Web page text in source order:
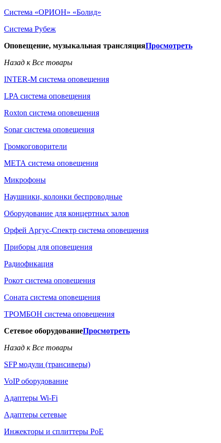
Система «ОРИОН» «Болид»
Система Рубеж
Оповещение, музыкальная трансляцияПросмотреть
Назад к Все товары
INTER-M система оповещения
LPA система оповещения
Roxton система оповещения
Sonar система оповещения
Громкоговорители
МЕТА система оповещения
Микрофоны
Наушники, колонки беспроводные
Оборудование для концертных залов
Орфей Аргус-Спектр система оповещения
Приборы для оповещения
Радиофикация
Рокот система оповещения
Соната система оповещения
ТРОМБОН система оповещения
Сетевое оборудованиеПросмотреть
Назад к Все товары
SFP модули (трансиверы)
VoIP оборудование
Адаптеры Wi-Fi
Адаптеры сетевые
Инжекторы и сплиттеры РоЕ